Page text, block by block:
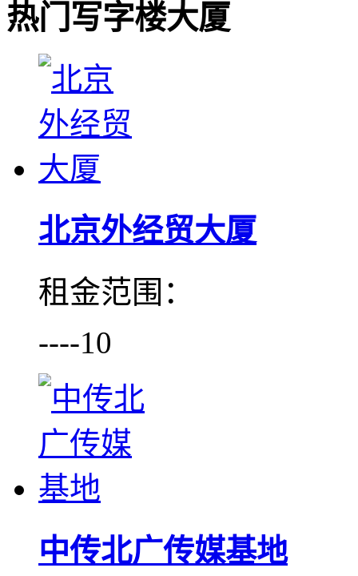
热门写字楼大厦
北京外经贸大厦
租金范围：
----10
中传北广传媒基地